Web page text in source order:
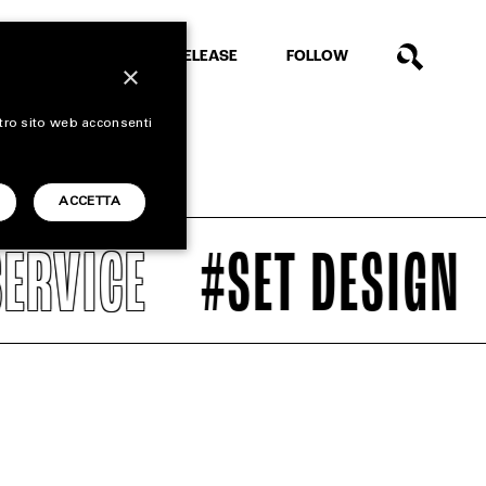
RELEASE FOLLOW
#SET DESIGN
×
sito web acconsenti
ACCETTA